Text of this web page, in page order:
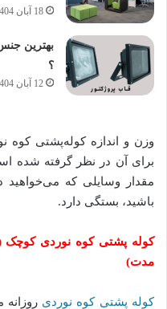
18 آبان 1404
بهترین
؟
12 آبان 1404
وزن و اندازه کوله‌پشتی
برای آن در نظر گرفته شده
مقدار وسایلی که
باشید، بستگی دارد.
کوله پشتی کوه نوردی کوچک
مدت)
کوله پشتی کوه نوردی